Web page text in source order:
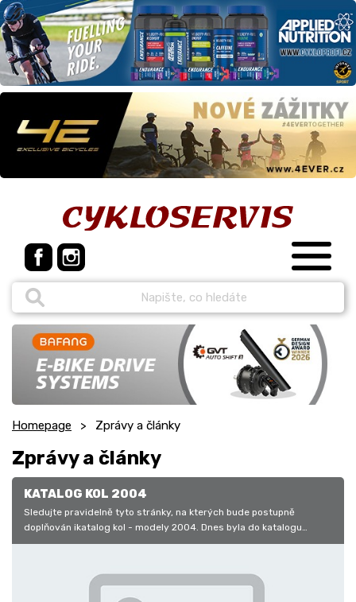
Homepage Zprávy a články
Zprávy a články
KATALOG KOL 2004
Sledujte pravidelně tyto stránky, na kterých bude postupně
doplňován ikatalog kol - modely 2004. Dnes byla do katalogu
doplněna kola APACHE…